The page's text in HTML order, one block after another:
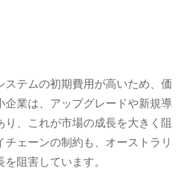
ステムの初期費用が高いため、価
企業は、アップグレードや新規導
り、これが市場の成長を大きく阻
ェーンの制約も、オーストラリ
阻害しています。